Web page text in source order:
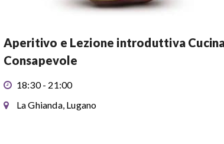
Aperitivo e Lezione introduttiva
Consapevole
18:30 - 21:00
La Ghianda, Lugano